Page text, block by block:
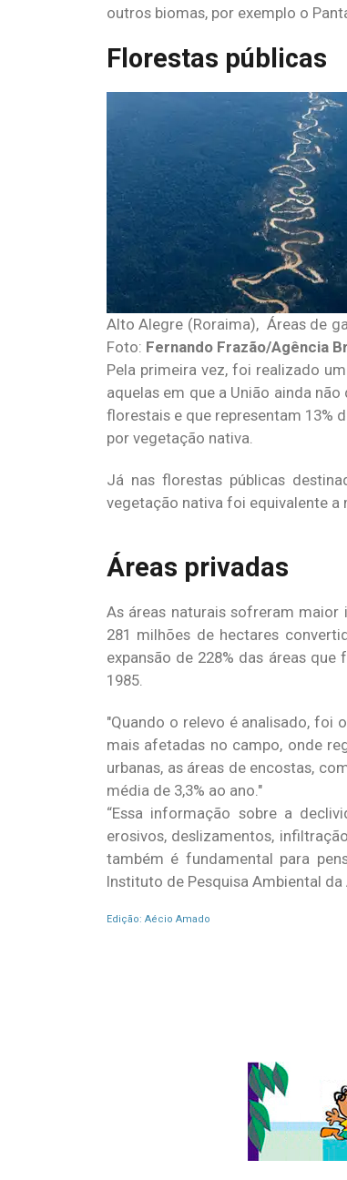
outros biomas, por exemplo o
Florestas públicas
Alto Alegre (Roraima), Áreas de
Foto: Fernando Frazão/Agência
Pela primeira vez, foi realizado
aquelas em que a União ainda
florestais e que representam 13%
por vegetação nativa.
Já nas florestas públicas
vegetação nativa foi equivalente a
Áreas privadas
As áreas naturais sofreram
281 milhões de hectares
expansão de 228% das áreas
1985.
Quando o relevo é analisado, foi
mais afetadas no campo, onde
urbanas, as áreas de encostas,
média de 3,3% ao ano.
“Essa informação sobre a
erosivos, deslizamentos,
também é fundamental para
Instituto de Pesquisa Ambiental
Edição: Aécio Amado